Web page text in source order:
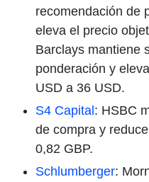
recomendación de
eleva el precio
Barclays mantiene
ponderación y
USD a 36 USD.
S4 Capital: HSBC
de compra y
0,82 GBP.
Schlumberger: